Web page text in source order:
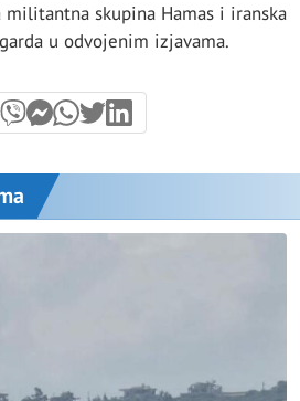
skupina Hamas i iranska
u odvojenim izjavama.